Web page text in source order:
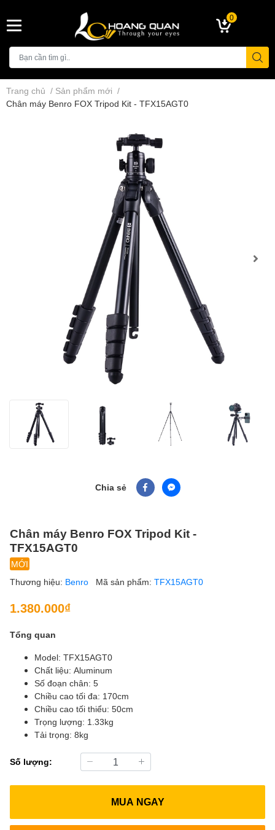
0
Trang chủ / Sản phẩm mới /
Chân máy Benro FOX Tripod Kit - TFX15AGT0
Chia sẻ
Chân máy Benro FOX Tripod Kit -
TFX15AGT0
MỚI
Thương hiệu: Benro Mã sản phẩm: TFX15AGT0
1.380.000₫
Tổng quan
Model: TFX15AGT0
Chất liệu: Aluminum
Số đoạn chân: 5
Chiều cao tối đa: 170cm
Chiều cao tối thiểu: 50cm
Trọng lượng: 1.33kg
Tải trọng: 8kg
Số lượng:
MUA NGAY